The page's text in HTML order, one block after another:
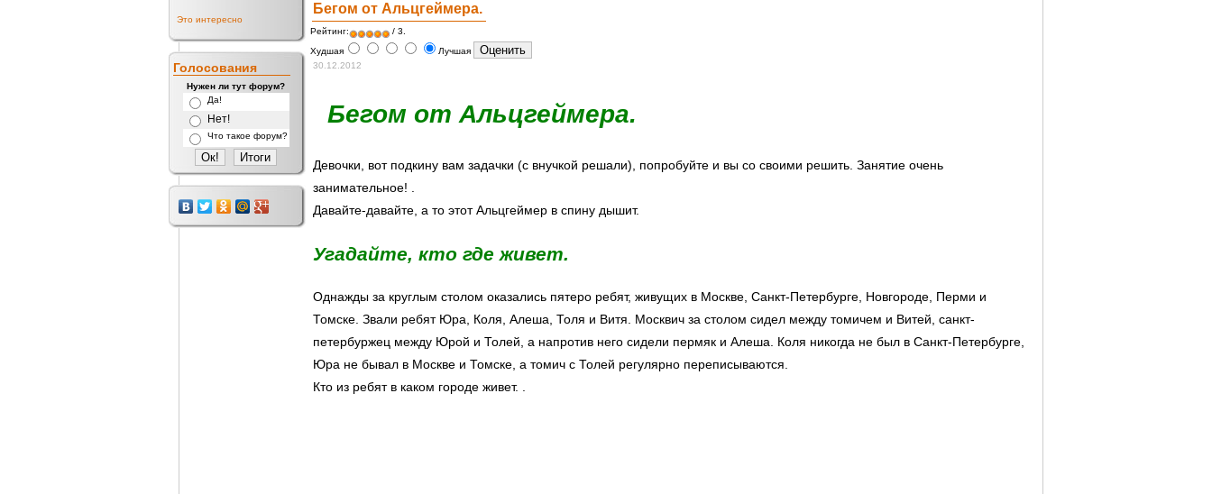
Это интересно
Голосования
Нужен ли тут форум?
Да!
Нет!
Что такое форум?
Бегом от Альцгеймера.
Рейтинг: / 3
Худшая
Лучшая
30.12.2012
Бегом от Альцгеймера.
Девочки, вот подкину вам задачки (с внучкой решали), попробуйте и вы со своими решить. Занятие очень
занимательное! .
Давайте-давайте, а то этот Альцгеймер в спину дышит.
Угадайте, кто где живет.
Однажды за круглым столом оказались пятеро ребят, живущих в Москве, Санкт-Петербурге, Новгороде, Перми и
Томске. Звали ребят Юра, Коля, Алеша, Толя и Витя. Москвич за столом сидел между томичем и Витей, санкт-
петербуржец между Юрой и Толей, а напротив него сидели пермяк и Алеша. Коля никогда не был в Санкт-Петербурге,
Юра не бывал в Москве и Томске, а томич с Толей регулярно переписываются.
Кто из ребят в каком городе живет. .